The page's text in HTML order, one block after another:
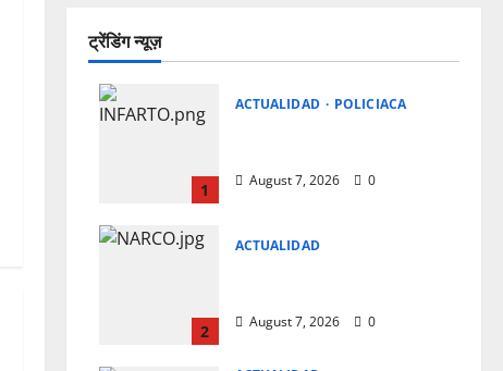
ट्रेंडिंग न्यूज़
1
ACTUALIDAD POLICIACA
August 7, 2026 0
2
ACTUALIDAD
August 7, 2026 0